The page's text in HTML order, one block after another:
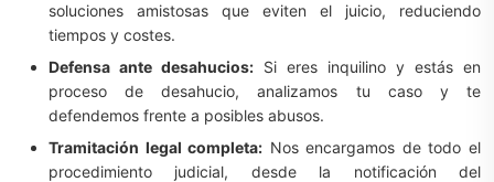
soluciones amistosas que eviten el juicio, reduciendo
tiempos y costes.
Defensa ante desahucios: Si eres inquilino y estás en
proceso de desahucio, analizamos tu caso y te
defendemos frente a posibles abusos.
Tramitación legal completa: Nos encargamos de todo el
procedimiento judicial, desde la notificación del